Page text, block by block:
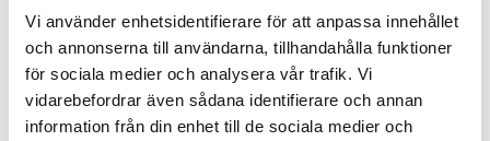
Vi använder enhetsidentifierare för att anpassa innehållet
och annonserna till användarna, tillhandahålla funktioner
för sociala medier och analysera vår trafik. Vi
vidarebefordrar även sådana identifierare och annan
information från din enhet till de sociala medier och
Tiimille tehdyt
lahjoitukset